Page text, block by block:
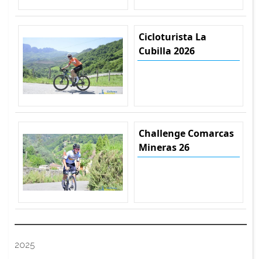
Cicloturista La
Cubilla 2026
Challenge Comarcas
Mineras 26
2025